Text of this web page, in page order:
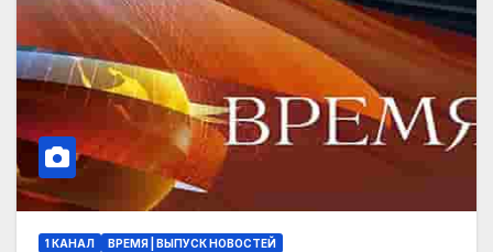
1 КАНАЛ ВРЕМЯ | ВЫПУСК НОВОСТЕЙ